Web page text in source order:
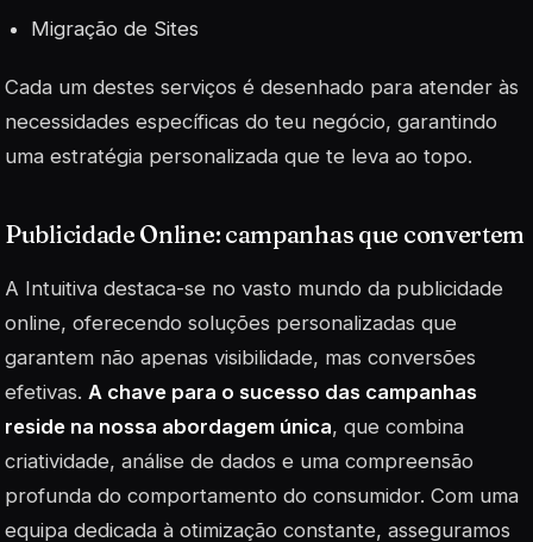
Migração de Sites
Cada um destes serviços é desenhado para atender às
necessidades específicas do teu negócio, garantindo
uma estratégia personalizada que te leva ao topo.
Publicidade Online: campanhas que convertem
A Intuitiva destaca-se no vasto mundo da publicidade
online, oferecendo soluções personalizadas que
garantem não apenas visibilidade, mas conversões
efetivas. A chave para o sucesso das campanhas
reside na nossa abordagem única, que combina
criatividade, análise de dados e uma compreensão
profunda do comportamento do consumidor. Com uma
equipa dedicada à otimização constante, asseguramos